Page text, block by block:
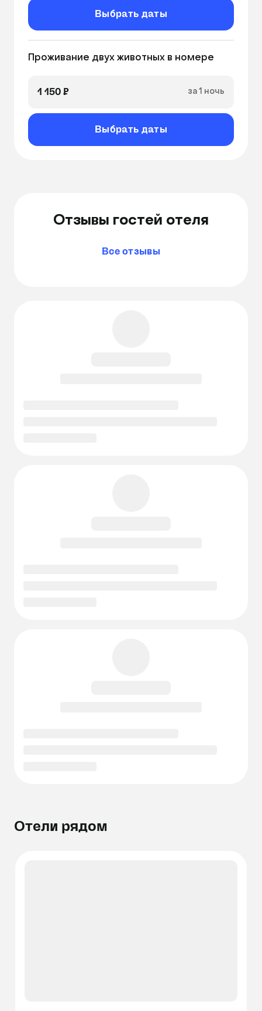
Выбрать даты
Проживание двух животных в номере
1 150 ₽ за 1 ночь
Выбрать даты
Отзывы гостей отеля
Все отзывы
Отели рядом